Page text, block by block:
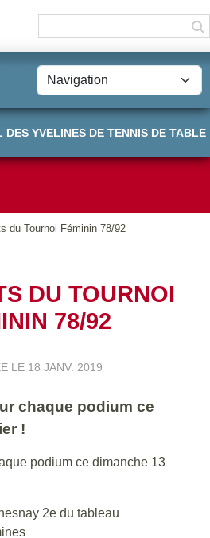
DES YVELINES DE TENNIS DE TABLE
du Tournoi Féminin 78/92
DU TOURNOI
78/92
LE 18 JANV. 2019
chaque podium ce
!
podium ce dimanche 13
2e du tableau